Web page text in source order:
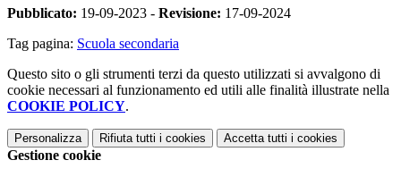
Pubblicato: 19-09-2023 - Revisione: 17-09-2024
Tag pagina: Scuola secondaria
Questo sito o gli strumenti terzi da questo utilizzati si avvalgono di
cookie necessari al funzionamento ed utili alle finalità illustrate nella
COOKIE POLICY.
Personalizza Rifiuta tutti i cookies Accetta tutti i cookies
Gestione cookie